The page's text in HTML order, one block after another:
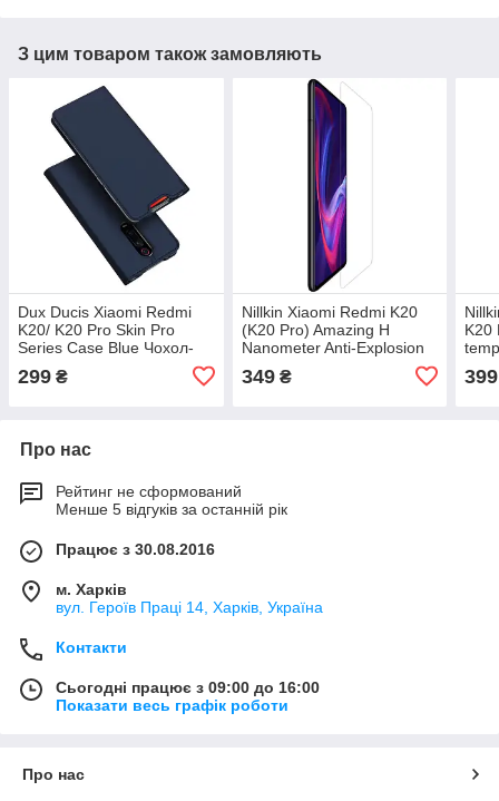
З цим товаром також замовляють
Dux Ducis Xiaomi Redmi
K20/ K20 Pro Skin Pro
Series Case Blue Чохол-
299 ₴
Nillkin Xiaomi Redmi K20
(K20 Pro) Amazing H
Nanometer Anti-Explosion
Tempered Glass Захисне
Скло
349₴
K20
399
Про нас
Рейтинг не сформований
Менше 5 відгуків за останній рік
Працює з 30.08.2016
м. Харків
вул. Героїв Праці 14, Харків, Україна
Контакти
Сьогодні працює з 09:00 до 16:00
Показати весь графік роботи
Про нас